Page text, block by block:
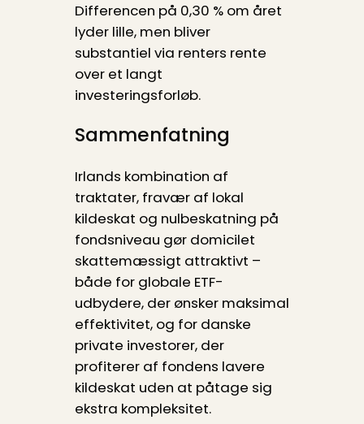
Differencen på 0,30 % om året
lyder lille, men bliver
substantiel via renters rente
over et langt
investeringsforløb.
Sammenfatning
Irlands kombination af
traktater, fravær af lokal
kildeskat og nul­beskatning på
fondsniveau gør domicilet
skattemæssigt attraktivt –
både for globale ETF-
udbydere, der ønsker maksimal
effektivitet, og for danske
private investorer, der
profiterer af fondens lavere
kildeskat uden at påtage sig
ekstra kompleksitet.